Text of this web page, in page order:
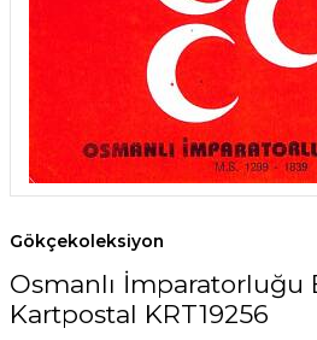
Gökçekoleksiyon
Osmanlı İmparatorluğu
Kartpostal KRT19256